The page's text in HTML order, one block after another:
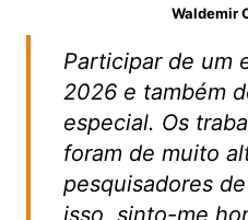
Waldemir
Participar de um
2026 e também
especial. Os
foram de muito
pesquisadores
isso, sinto-me